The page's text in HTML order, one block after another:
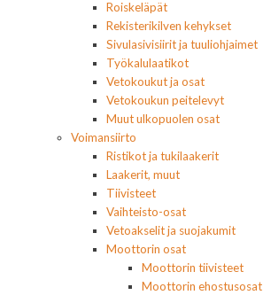
Roiskeläpät
Rekisterikilven kehykset
Sivulasivisiirit ja tuuliohjaimet
Työkalulaatikot
Vetokoukut ja osat
Vetokoukun peitelevyt
Muut ulkopuolen osat
Voimansiirto
Ristikot ja tukilaakerit
Laakerit, muut
Tiivisteet
Vaihteisto-osat
Vetoakselit ja suojakumit
Moottorin osat
Moottorin tiivisteet
Moottorin ehostusosat